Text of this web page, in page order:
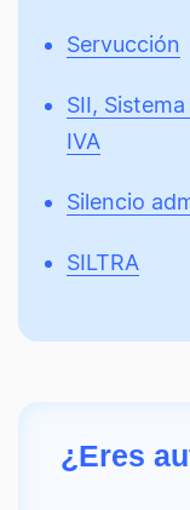
Servucción
SII,
IVA
Silencio
SILTRA
¿Eres